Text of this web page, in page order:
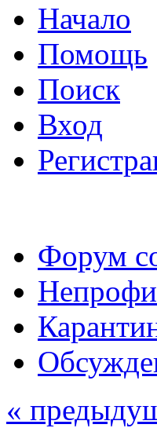
Начало
Помощь
Поиск
Вход
Форум
«